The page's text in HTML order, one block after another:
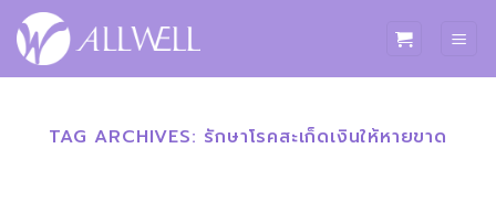
ข้าม
ไป
TAG ARCHIVES: รักษาโรคสะเก็ดเงินให้หายขาด